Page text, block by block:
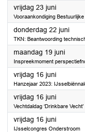
vrijdag 23 juni2023
Vooraankondiging
donderdag 22 juni2023
TKN: Beantwoording
maandag 19 juni2023
Inspreekmoment
vrijdag 16 juni2023
Hanzejaar 2023:
vrijdag 16 juni2023
Vechtdaldag ‘Drinkbare Vecht’
vrijdag 16 juni2023
IJsselcongres Onderstroom